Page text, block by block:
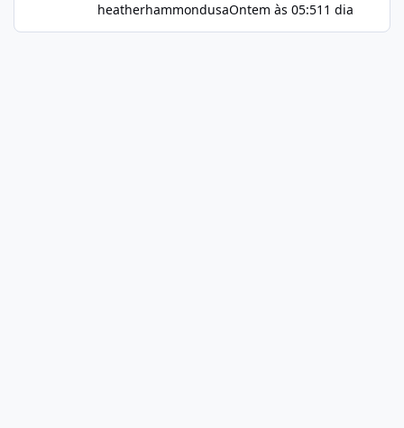
heatherhammondusaOntem às 05:51 1 dia